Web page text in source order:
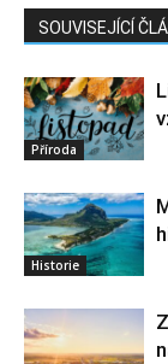
SOUVISEJÍCÍ
Příroda
Historie